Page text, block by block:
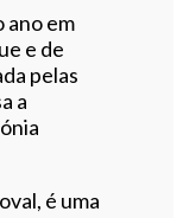
ano em
e de
pelas
a
é uma